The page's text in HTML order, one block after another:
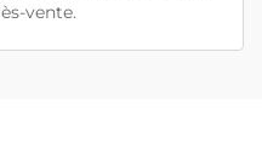
vente.